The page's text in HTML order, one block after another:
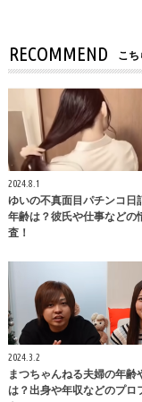
RECOMMEND こち
2024.8.1
ゆいの不真面目パチンコ日
年齢は？彼氏や仕事などの
査！
2024.3.2
まつちゃんねる夫婦の年齢
は？出身や年収などのプロ